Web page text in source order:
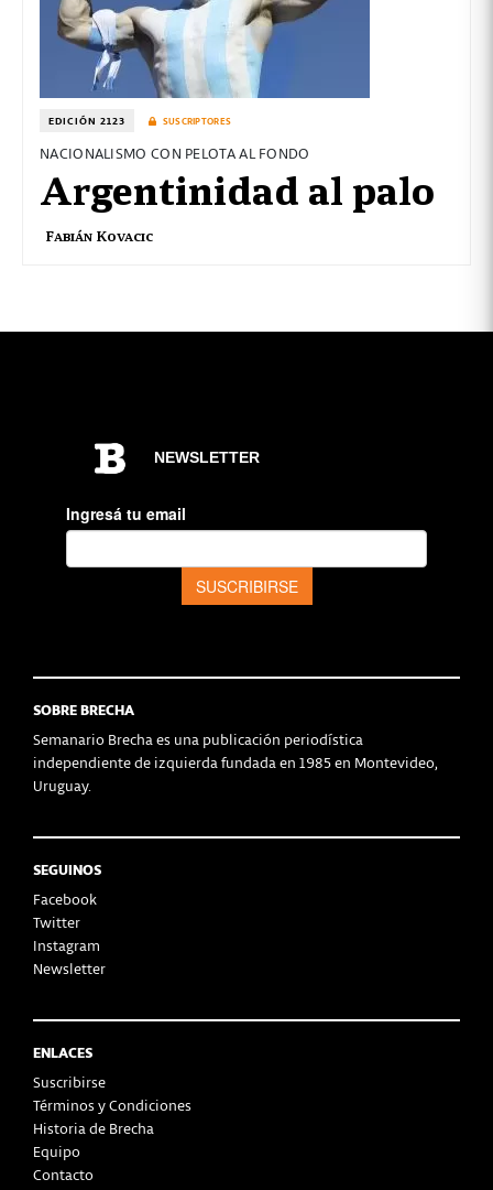
EDICIÓN 2123 SUSCRIPTORES
NACIONALISMO CON PELOTA AL FONDO
Argentinidad al palo
Fabián Kovacic
SOBRE BRECHA
Semanario Brecha es una publicación periodística
independiente de izquierda fundada en 1985 en Montevideo,
Uruguay.
SEGUINOS
Facebook
Twitter
Instagram
Newsletter
ENLACES
Suscribirse
Términos y Condiciones
Historia de Brecha
Equipo
Contacto